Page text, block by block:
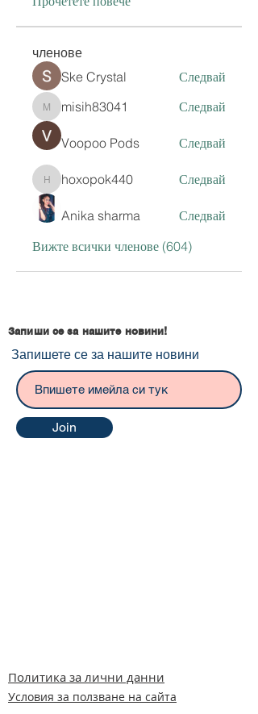
членове
Ske Crystal Следвай
misih83041
misih83041 Следвай
Voopoo Pods Следвай
hoxopok440
hoxopok440 Следвай
Anika sharma
Следвай
Вижте всички членове (604)
Запиши се за нашите новини!
Запишете се за нашите новини
Join
Политика за лични данни
Условия за ползване на сайта